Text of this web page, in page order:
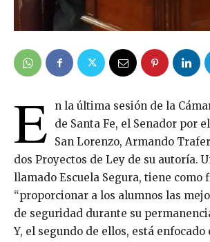
E
n la última sesión de la
de Santa Fe, el Senador por
San Lorenzo, Armando
dos Proyectos de Ley de su autoría.
llamado Escuela Segura, tiene como
“proporcionar a los alumnos las
de seguridad durante su
Y, el segundo de ellos, está